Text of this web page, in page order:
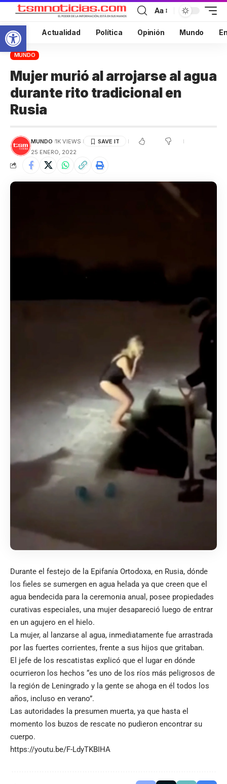
Abrir barra de herramientas
Aa
Inicio Actualidad Política Opinión Mundo
MUNDO
Mujer murió al arrojarse al agua
durante rito tradicional en
Rusia
MUNDO 1K VIEWS
25 ENERO, 2022
Durante el festejo de la Epifanía Ortodoxa, en Rusia, dónde
los fieles se sumergen en agua helada ya que creen que el
agua bendecida para la ceremonia anual, posee propiedades
curativas especiales, una mujer desapareció luego de entrar
en un agujero en el hielo.
La mujer, al lanzarse al agua, inmediatamente fue arrastrada
por las fuertes corrientes, frente a sus hijos que gritaban.
El jefe de los rescatistas explicó que el lugar en dónde
ocurrieron los hechos “es uno de los ríos más peligrosos de
la región de Leningrado y la gente se ahoga en él todos los
años, incluso en verano”.
Las autoridades la presumen muerta, ya que hasta el
momento los buzos de rescate no pudieron encontrar su
cuerpo.
https://youtu.be/F-LdyTKBIHA